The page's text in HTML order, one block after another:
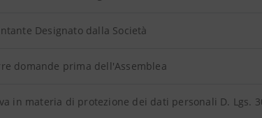
Designato dalla Società
domande prima dell'Assemblea
in materia di protezione dei dati personali D. Lgs.